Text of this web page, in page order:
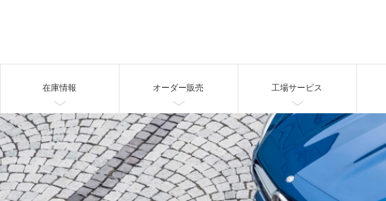
在庫情報 オーダー販売 工場サービス